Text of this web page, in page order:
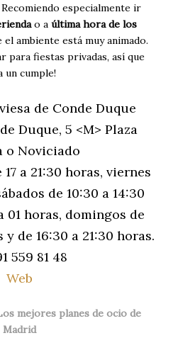
especialmente ir
o a última hora de los
el ambiente está muy animado.
para fiestas privadas, así que
un cumple!
de Conde Duque
Duque, 5 <M> Plaza
o Noviciado
a 21:30 horas, viernes
de 10:30 a 14:30
01 horas, domingos de
y de 16:30 a 21:30 horas.
559 81 48
Web
mejores planes de ocio de
Madrid